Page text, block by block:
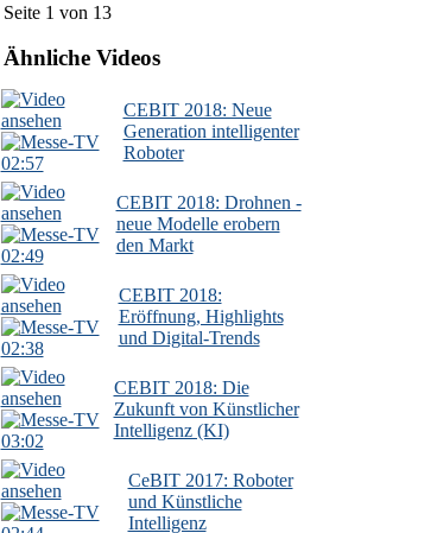
Seite 1 von 13
Ähnliche Videos
02:57
CEBIT 2018: Neue
Generation intelligenter
Roboter
02:49
CEBIT 2018: Drohnen -
neue Modelle erobern
den Markt
02:38
CEBIT 2018:
Eröffnung, Highlights
und Digital-Trends
03:02
CEBIT 2018: Die
Zukunft von Künstlicher
Intelligenz (KI)
CeBIT 2017: Roboter
und Künstliche
Intelligenz